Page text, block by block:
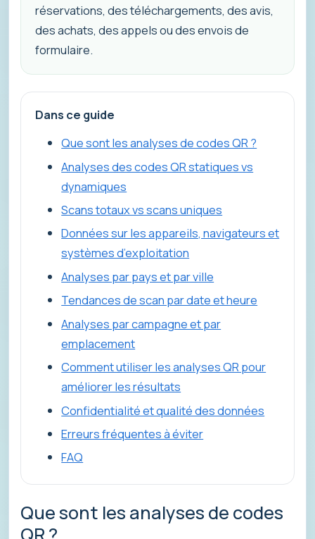
réservations, des téléchargements, des avis,
des achats, des appels ou des envois de
formulaire.
Dans ce guide
Que sont les analyses de codes QR ?
Analyses des codes QR statiques vs
dynamiques
Scans totaux vs scans uniques
Données sur les appareils, navigateurs et
systèmes d’exploitation
Analyses par pays et par ville
Tendances de scan par date et heure
Analyses par campagne et par
emplacement
Comment utiliser les analyses QR pour
améliorer les résultats
Confidentialité et qualité des données
Erreurs fréquentes à éviter
FAQ
Que sont les analyses de codes